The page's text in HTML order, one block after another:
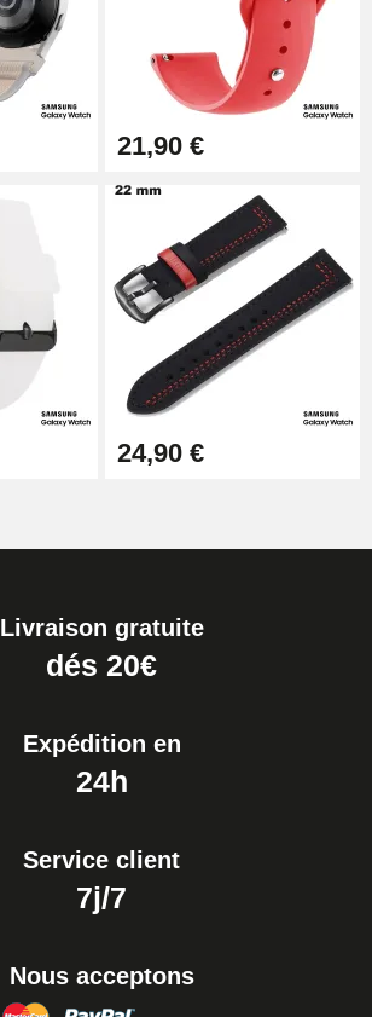
Extracteur de Bracelet de
Montre Facile
17,90 €
21,90 €
24,90 €
Livraison gratuite
dés 20€
Expédition en
24h
Service client
7j/7
Nous acceptons